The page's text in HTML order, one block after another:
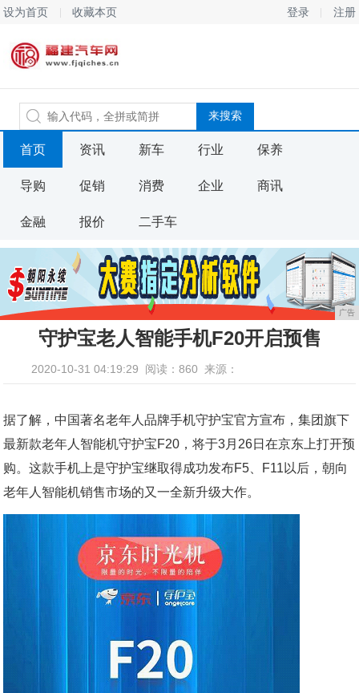
设为首页 收藏本页 登录 注册
首页 资讯 新车 行业 保养
导购 促销 消费 企业 商讯
金融 报价 二手车
广告
守护宝老人智能手机F20开启预售
2020-10-31 04:19:29 阅读：860 来源：
据了解，中国著名老年人品牌手机守护宝官方宣布，集团旗下
最新款老年人智能机守护宝F20，将于3月26日在京东上打开预
购。这款手机上是守护宝继取得成功发布F5、F11以后，朝向
老年人智能机销售市场的又一全新升级大作。